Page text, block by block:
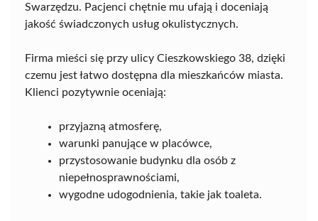
Swarzędzu. Pacjenci chętnie mu ufają i doceniają
jakość świadczonych usług okulistycznych.
Firma mieści się przy ulicy Cieszkowskiego 38, dzięki
czemu jest łatwo dostępna dla mieszkańców miasta.
Klienci pozytywnie oceniają:
przyjazną atmosferę,
warunki panujące w placówce,
przystosowanie budynku dla osób z
niepełnosprawnościami,
wygodne udogodnienia, takie jak toaleta.